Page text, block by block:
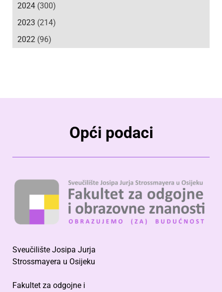
2024 (300)
2023 (214)
2022 (96)
Opći podaci
Sveučilište Josipa Jurja
Strossmayera u Osijeku
Fakultet za odgojne i